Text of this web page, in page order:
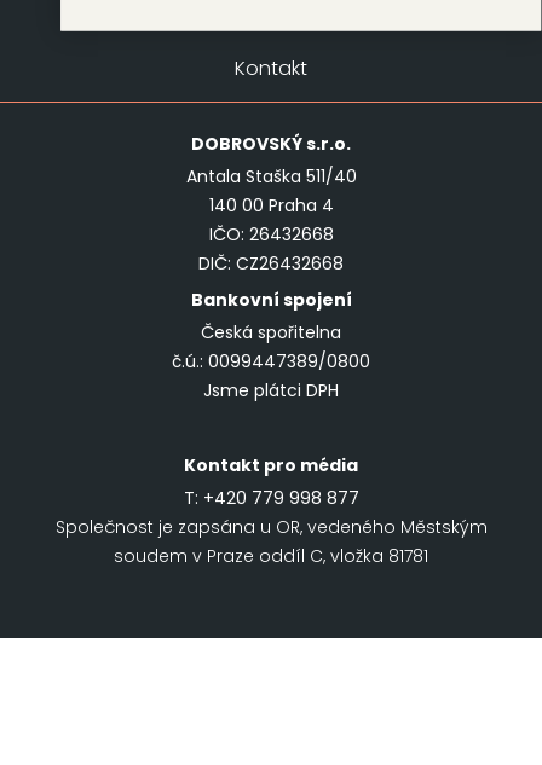
Kontakt
DOBROVSKÝs.r.o.
Antala Staška 511/40
140 00 Praha 4
IČO: 26432668
DIČ: CZ26432668
Bankovní spojení
Česká spořitelna
č.ú.: 0099447389/0800
Jsme plátci DPH
Kontakt pro média
T: +420 779 998 877
Společnost je zapsána u OR, vedeného Městským
soudem v Praze oddíl C, vložka 81781